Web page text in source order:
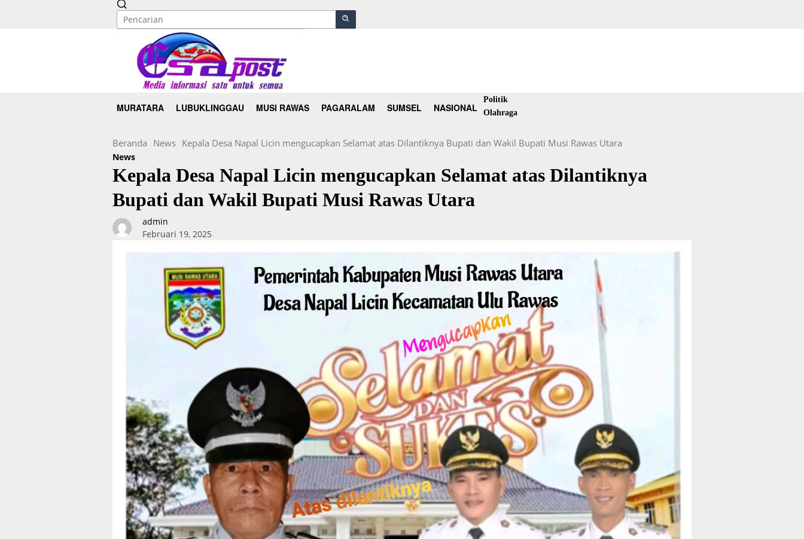
MURATARA LUBUKLINGGAU MUSI RAWAS PAGARALAM SUMSEL NASIONAL
Politik
Olahraga
Beranda News Kepala Desa Napal Licin mengucapkan Selamat atas Dilantiknya Bupati dan Wakil Bupati Musi Rawas Utara
News
Kepala Desa Napal Licin mengucapkan Selamat atas Dilantiknya
Bupati dan Wakil Bupati Musi Rawas Utara
admin
Februari 19, 2025